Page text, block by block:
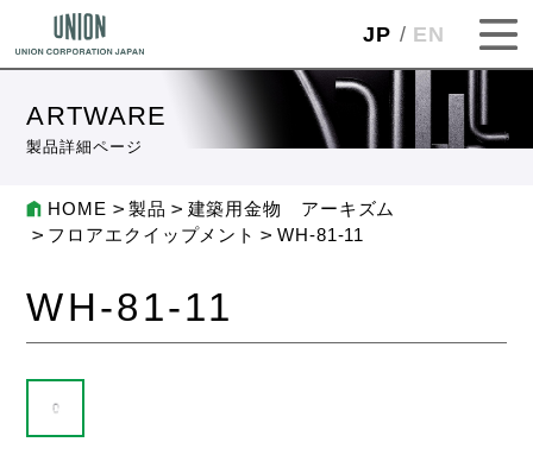
JP EN
ARTWARE
製品詳細ページ
HOME 製品
建築用金物 アーキズム
フロアエクイップメント
WH-81-11
WH-81-11